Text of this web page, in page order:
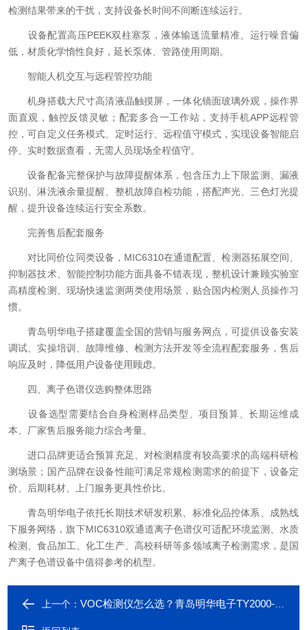
检测结果带来的干扰，支持设备长时间不间断连续运行。
设备配置高压PEEK双柱塞泵，液体输送流量精准、运行噪音偏
低，材质化学惰性良好，延长泵体、管路使用周期。
智能人机交互与远程管控功能
机身搭载大尺寸高清液晶触摸屏，一体化镜面玻璃外观，操作界
面直观，触控反馈灵敏；配套多合一工作站，支持手机APP远程管
控，可自定义任务模式、定时运行、远程值守模式，实现设备智能启
停、实时数据查看，无需人员现场全程值守。
设备配备完整保护与故障提醒体系，包含压力上下限监测、漏液
识别、淋洗液余量提醒、整机故障自检功能，搭配声光、三色灯光提
醒，提升设备连续运行安全系数。
完善售后配套服务
对比同价位同类设备，MIC6310在通道配置、检测器拓展空间、
抑制器技术、智能控制功能方面具备不错表现，整机设计兼顾实验室
高精度检测、现场快速监测两类使用场景，贴合国内检测人员操作习
惯。
青岛明华电子搭建覆盖全国的营销与服务网点，可提供设备安装
调试、实操培训、故障维修、检测方法开发等全流程配套服务，售后
响应及时，降低用户设备使用顾虑。
四、离子色谱仪选购整体思路
设备选型需要结合自身检测样品类型、项目预算、长期运维成
本、厂家售后服务能力综合考量。
进口品牌更适合预算充足、对检测精度有较高要求的高端科研检
测场景；国产品牌在设备性能可满足常规检测需求的前提下，设备定
价、后期耗材、上门服务更具性价比。
青岛明华电子依托长期技术研发积累、标准化品控体系、成熟线
下服务网络，旗下MIC6310双通道离子色谱仪可适配环境监测、水质
检测、食品加工、化工生产、高校科研等多领域离子检测需求，是国
产离子色谱设备中值得参考的机型。
上一个：VOC检测仪怎么选？青岛明华电子TY2000-D手持式PID VOC检测仪 防爆认证 长续航 选购推荐